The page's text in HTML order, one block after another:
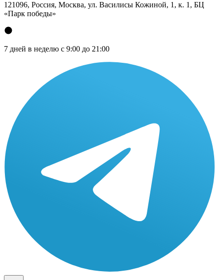
121096, Россия, Москва, ул. Василисы Кожиной, 1, к. 1, БЦ
«Парк победы»
7 дней в неделю с 9:00 до 21:00